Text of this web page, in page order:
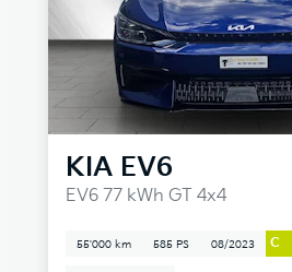
KIA EV6
EV6 77 kWh GT 4x4
55'000 km 585 PS 08/2023 C